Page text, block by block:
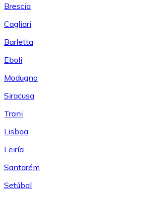
Brescia
Cagliari
Barletta
Eboli
Modugno
Siracusa
Trani
Lisboa
Leiría
Santarém
Setúbal